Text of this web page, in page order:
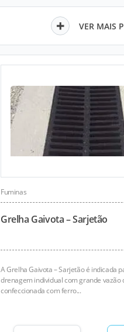
VER MAIS
Fuminas
Grelha Gaivota – Sarjetão
A Grelha Gaivota – Sarjetão é indicada
drenagem individual com grande vazão
confeccionada com ferro...